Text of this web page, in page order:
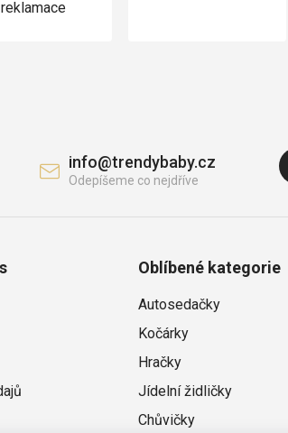
reklamace
info@trendybaby.cz
Oblíbené kategorie
Autosedačky
Kočárky
Hračky
Jídelní židličky
Chůvičky